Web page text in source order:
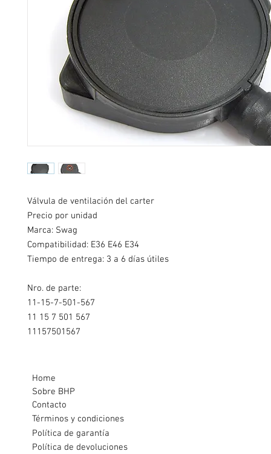
Válvula de ventilación del carter
Precio por unidad
Marca: Swag
Compatibilidad: E36 E46 E34
Tiempo de entrega: 3 a 6 días útiles
Nro. de parte:
11-15-7-501-567
11 15 7 501 567
11157501567
Home
Sobre BHP
Contacto
Términos y condiciones
Política de garantía
Política de devoluciones